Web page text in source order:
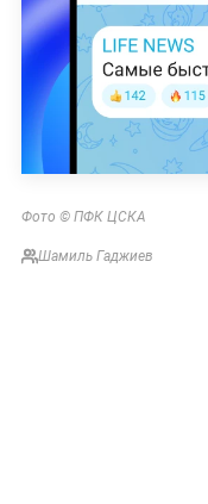
Фото © ПФК ЦСКА
Шамиль Гаджиев